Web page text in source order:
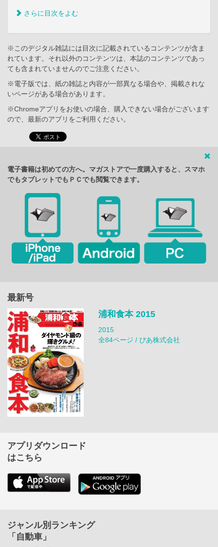
さらに目次をよむ
※このデジタル雑誌には目次に記載されているコンテンツが含ま
れています。それ以外のコンテンツは、本誌のコンテンツであっ
ても含まれていませんのでご注意ください。
※電子版では、紙の雑誌と内容が一部異なる場合や、掲載されな
いページがある場合があります。
※Chromeアプリをお使いの場合、購入できない場合がございます
ので、最新のアプリをご利用ください。
電子書籍は初めての方へ。マガストアで一度購入すると、スマホ
でもタブレットでもＰＣでも閲覧できます。
最新号
浦和食本 2015
2015
全84ページ / ぴあ株式会社
アプリダウンロード
はこちら
ジャンル別ランキング
「自動車」